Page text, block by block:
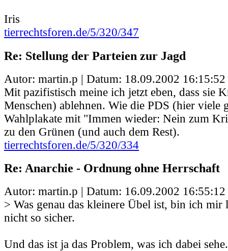
Iris
tierrechtsforen.de/5/320/347
Re: Stellung der Parteien zur Jagd
Autor: martin.p | Datum: 18.09.2002 16:15:52
Mit pazifistisch meine ich jetzt eben, dass sie
Menschen) ablehnen. Wie die PDS (hier viele
Wahlplakate mit "Immen wieder: Nein zum
zu den Grünen (und auch dem Rest).
tierrechtsforen.de/5/320/334
Re: Anarchie - Ordnung ohne Herrschaft
Autor: martin.p | Datum: 16.09.2002 16:55:12
> Was genau das kleinere Übel ist, bin ich mir
nicht so sicher.
Und das ist ja das Problem, was ich dabei sehe.